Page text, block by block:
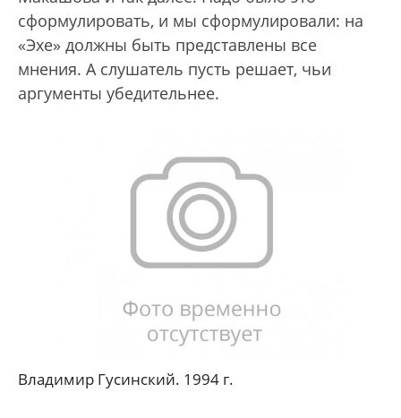
сформулировать, и мы сформулировали: на
«Эхе» должны быть представлены все
мнения. А слушатель пусть решает, чьи
аргументы убедительнее.
Владимир Гусинский. 1994 г.